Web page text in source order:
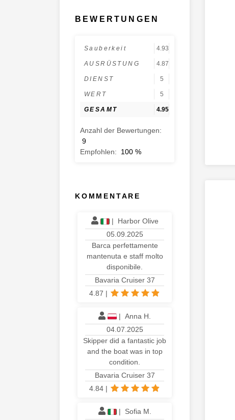
BEWERTUNGEN
Sauberkeit 4.93
AUSRÜSTUNG 4.87
DIENST 5
WERT 5
GESAMT 4.95
Anzahl der Bewertungen:
9
Empfohlen:
100 %
KOMMENTARE
|
Harbor Olive
05.09.2025
Barca perfettamente
mantenuta e staff molto
disponibile.
Bavaria Cruiser 37
4.87 |
| Anna H.
04.07.2025
Skipper did a fantastic job
and the boat was in top
condition.
Bavaria Cruiser 37
4.84 |
|
Sofia M.